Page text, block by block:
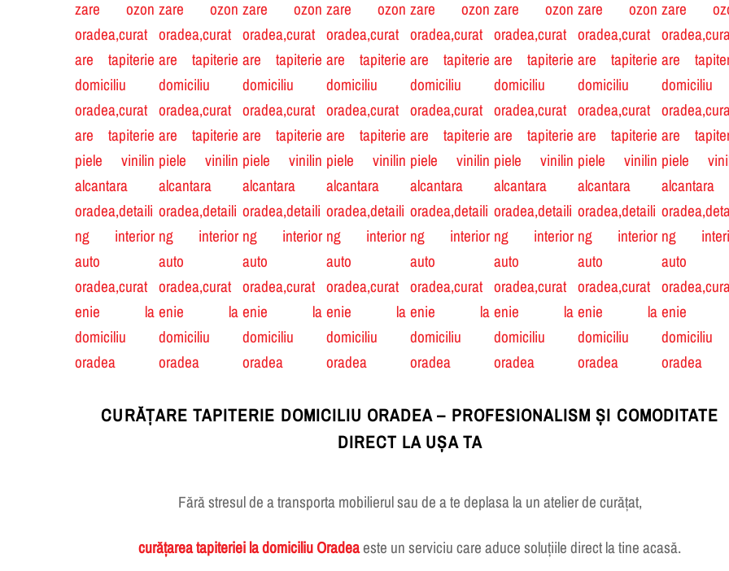
CURĂȚARE TAPITERIE DOMICILIU ORADEA – PROFESIONALISM ȘI COMODITATE
DIRECT LA UȘA TA
Fără stresul de a transporta mobilierul sau de a te deplasa la un atelier de curățat,
curățarea tapiteriei la domiciliu Oradeaeste un serviciu care aduce soluțiile direct la tine acasă.